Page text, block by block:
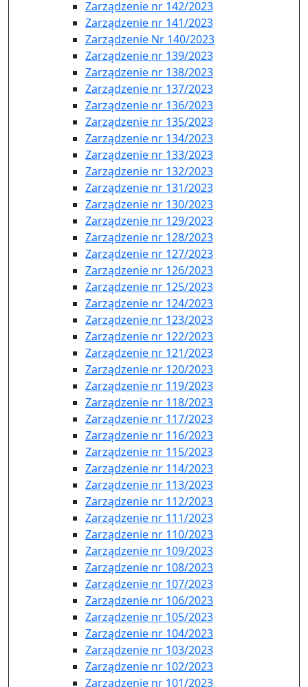
Zarządzenie nr 142/2023
Zarządzenie nr 141/2023
Zarządzenie Nr 140/2023
Zarządzenie nr 139/2023
Zarządzenie nr 138/2023
Zarządzenie nr 137/2023
Zarządzenie nr 136/2023
Zarządzenie nr 135/2023
Zarządzenie nr 134/2023
Zarządzenie nr 133/2023
Zarządzenie nr 132/2023
Zarządzenie nr 131/2023
Zarządzenie nr 130/2023
Zarządzenie nr 129/2023
Zarządzenie nr 128/2023
Zarządzenie nr 127/2023
Zarządzenie nr 126/2023
Zarządzenie nr 125/2023
Zarządzenie nr 124/2023
Zarządzenie nr 123/2023
Zarządzenie nr 122/2023
Zarządzenie nr 121/2023
Zarządzenie nr 120/2023
Zarządzenie nr 119/2023
Zarządzenie nr 118/2023
Zarządzenie nr 117/2023
Zarządzenie nr 116/2023
Zarządzenie nr 115/2023
Zarządzenie nr 114/2023
Zarządzenie nr 113/2023
Zarządzenie nr 112/2023
Zarządzenie nr 111/2023
Zarządzenie nr 110/2023
Zarządzenie nr 109/2023
Zarządzenie nr 108/2023
Zarządzenie nr 107/2023
Zarządzenie nr 106/2023
Zarządzenie nr 105/2023
Zarządzenie nr 104/2023
Zarządzenie nr 103/2023
Zarządzenie nr 102/2023
Zarządzenie nr 101/2023